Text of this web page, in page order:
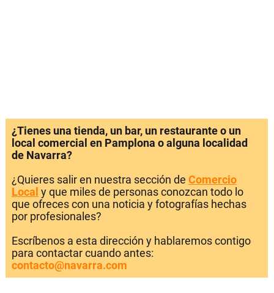
¿Tienes una tienda, un bar, un restaurante o un
local comercial en Pamplona o alguna localidad
de Navarra?
¿Quieres salir en nuestra sección de Comercio
Local y que miles de personas conozcan todo lo
que ofreces con una noticia y fotografías hechas
por profesionales?
Escríbenos a esta dirección y hablaremos contigo
para contactar cuando antes:
contacto@navarra.com